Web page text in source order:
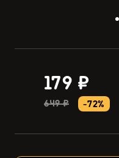
179 ₽
649 ₽ -72%